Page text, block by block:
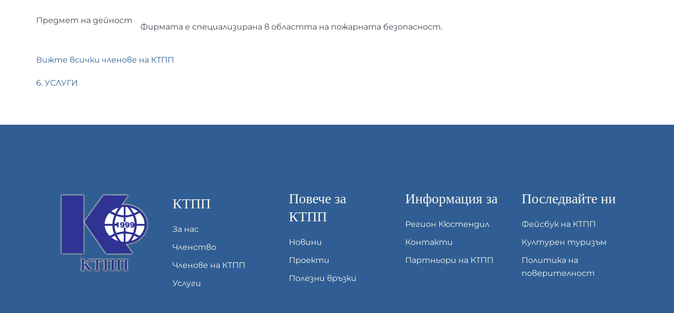
Предмет на дейност
Фирмата е специализирана в областта на пожарната безопасност.
Вижте всички членове на КТПП
6. УСЛУГИ
КТПП
За нас
Членство
Членове на КТПП
Услуги
Повече за
КТПП
Новини
Проекти
Полезни връзки
Информация за
Регион Кюстендил
Контакти
Партньори на КТПП
Последвайте ни
Фейсбук на КТПП
Културен туризъм
Политика на
поверителност